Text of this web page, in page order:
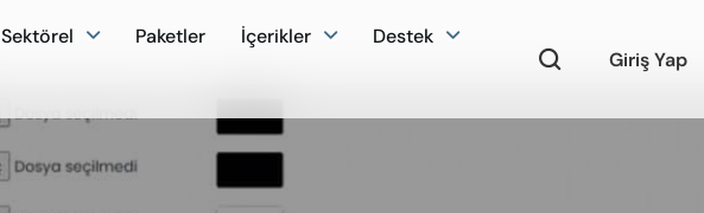
Sektörel Paketler İçerikler
Destek
Giriş Yap